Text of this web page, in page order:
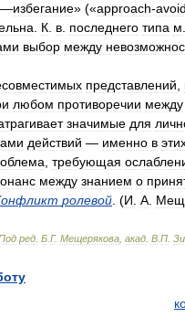
—избегание» («approach-
К в последнего типа м
выбор между
представлений
любом противоречии между
значимые для
действий — именно в
требующая
между знанием о
ролевой . (И А
ред Б Г. Мещерякова акад В П